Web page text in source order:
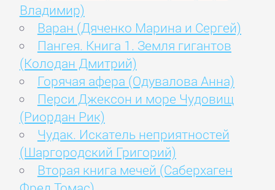
Владимир)
Варан (Дяченко Марина и Сергей)
Пангея. Книга 1. Земля гигантов
(Колодан Дмитрий)
Горячая афера (Одувалова Анна)
Перси Джексон и море Чудовищ
(Риордан Рик)
Чудак. Искатель неприятностей
(Шаргородский Григорий)
Вторая книга мечей (Саберхаген